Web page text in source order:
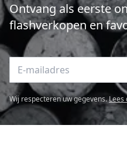
Ontvang als eerste
flashverkopen en
E-mailadres
Wij respecteren uw gegevens.Lees